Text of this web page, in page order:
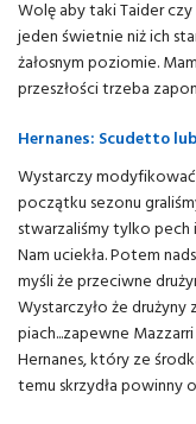
Wolę aby taki Taider
jeden świetnie niż ich
żałosnym poziomie.
przeszłości trzeba
Hernanes: Scudetto
Wystarczy
początku sezonu
stwarzaliśmy tylko pech
Nam uciekła. Potem
myśli że przeciwne
Wystarczyło że drużyny
piach...zapewne
Hernanes, który ze
temu skrzydła powinny